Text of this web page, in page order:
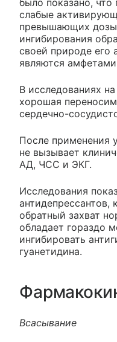
слабые
превышающих
ингибирования
своей природе его
являются
В исследованиях
хорошая
сердечно-
После применения
не вызывает
АД, ЧСС и ЭКГ.
Исследования
антидепрессантов,
обратный захват
обладает гораздо
ингибировать
гуанетидина.
Всасывание